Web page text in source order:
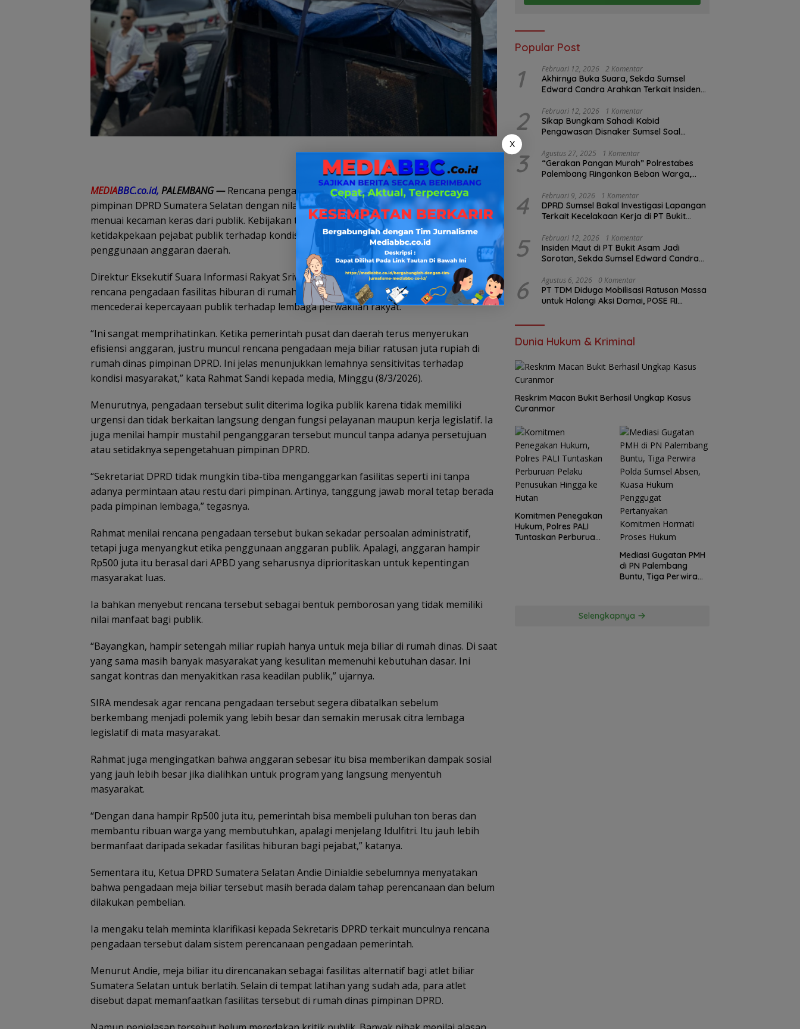
MEDIABBC.co.id, PALEMBANG —Rencana pengadaan dua unit meja biliar untuk rumah dinas
pimpinan DPRD Sumatera Selatan dengan nilai anggaran hampir setengah miliar rupiah
menuai kecaman keras dari publik. Kebijakan tersebut dinilai sebagai bentuk
ketidakpekaan pejabat publik terhadap kondisi masyarakat di tengah tuntutan efisiensi
penggunaan anggaran daerah.
Direktur Eksekutif Suara Informasi Rakyat Sriwijaya (SIRA), Rahmat Sandi, menyebut
rencana pengadaan fasilitas hiburan di rumah dinas pejabat legislatif sebagai ironi yang
mencederai kepercayaan publik terhadap lembaga perwakilan rakyat.
“Ini sangat memprihatinkan. Ketika pemerintah pusat dan daerah terus menyerukan
efisiensi anggaran, justru muncul rencana pengadaan meja biliar ratusan juta rupiah di
rumah dinas pimpinan DPRD. Ini jelas menunjukkan lemahnya sensitivitas terhadap
kondisi masyarakat,” kata Rahmat Sandi kepada media, Minggu (8/3/2026).
Menurutnya, pengadaan tersebut sulit diterima logika publik karena tidak memiliki
urgensi dan tidak berkaitan langsung dengan fungsi pelayanan maupun kerja legislatif. Ia
juga menilai hampir mustahil penganggaran tersebut muncul tanpa adanya persetujuan
atau setidaknya sepengetahuan pimpinan DPRD.
“Sekretariat DPRD tidak mungkin tiba-tiba menganggarkan fasilitas seperti ini tanpa
adanya permintaan atau restu dari pimpinan. Artinya, tanggung jawab moral tetap berada
pada pimpinan lembaga,” tegasnya.
Rahmat menilai rencana pengadaan tersebut bukan sekadar persoalan administratif,
tetapi juga menyangkut etika penggunaan anggaran publik. Apalagi, anggaran hampir
Rp500 juta itu berasal dari APBD yang seharusnya diprioritaskan untuk kepentingan
masyarakat luas.
Ia bahkan menyebut rencana tersebut sebagai bentuk pemborosan yang tidak memiliki
nilai manfaat bagi publik.
“Bayangkan, hampir setengah miliar rupiah hanya untuk meja biliar di rumah dinas. Di saat
yang sama masih banyak masyarakat yang kesulitan memenuhi kebutuhan dasar. Ini
sangat kontras dan menyakitkan rasa keadilan publik,” ujarnya.
SIRA mendesak agar rencana pengadaan tersebut segera dibatalkan sebelum
berkembang menjadi polemik yang lebih besar dan semakin merusak citra lembaga
legislatif di mata masyarakat.
Rahmat juga mengingatkan bahwa anggaran sebesar itu bisa memberikan dampak sosial
yang jauh lebih besar jika dialihkan untuk program yang langsung menyentuh
masyarakat.
“Dengan dana hampir Rp500 juta itu, pemerintah bisa membeli puluhan ton beras dan
membantu ribuan warga yang membutuhkan, apalagi menjelang Idulfitri. Itu jauh lebih
bermanfaat daripada sekadar fasilitas hiburan bagi pejabat,” katanya.
Sementara itu, Ketua DPRD Sumatera Selatan Andie Dinialdie sebelumnya menyatakan
bahwa pengadaan meja biliar tersebut masih berada dalam tahap perencanaan dan belum
dilakukan pembelian.
Ia mengaku telah meminta klarifikasi kepada Sekretaris DPRD terkait munculnya rencana
pengadaan tersebut dalam sistem perencanaan pengadaan pemerintah.
Menurut Andie, meja biliar itu direncanakan sebagai fasilitas alternatif bagi atlet biliar
Sumatera Selatan untuk berlatih. Selain di tempat latihan yang sudah ada, para atlet
disebut dapat memanfaatkan fasilitas tersebut di rumah dinas pimpinan DPRD.
Popular Post
1 Februari 12, 2026 2 Komentar
Akhirnya Buka Suara, Sekda Sumsel
Edward Candra Arahkan Terkait Insiden
2 Februari 12, 2026 1 Komentar
Sikap Bungkam Sahadi Kabid
Pengawasan Disnaker Sumsel Soal
Pengawasan K3?
3 Agustus 27, 2025 1 Komentar
“Gerakan Pangan Murah” Polrestabes
Palembang Ringankan Beban Warga,
4 Februari 9, 2026 1 Komentar
DPRD Sumsel Bakal Investigasi Lapangan
Terkait Kecelakaan Kerja di PT Bukit
5 Februari 12, 2026 1 Komentar
Insiden Maut di PT Bukit Asam Jadi
Sorotan, Sekda Sumsel Edward Candra
6 Agustus 6, 2026 0 Komentar
PT TDM Diduga Mobilisasi Ratusan Massa
untuk Halangi Aksi Damai, POSE RI
Dunia Hukum & Kriminal
Reskrim Macan Bukit Berhasil Ungkap Kasus
Curanmor
Komitmen Penegakan
Hukum, Polres PALI
Tuntaskan Perburuan
Mediasi Gugatan PMH
di PN Palembang
Buntu, Tiga Perwira
Pertanyakan
Selengkapnya
X